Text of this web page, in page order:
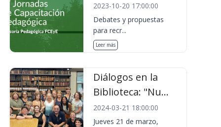
2023-10-20 17:00:00
Debates y propuestas
para recr...
Leer más
Diálogos en la
Biblioteca: "Nu...
2024-03-21 18:00:00
Jueves 21 de marzo,